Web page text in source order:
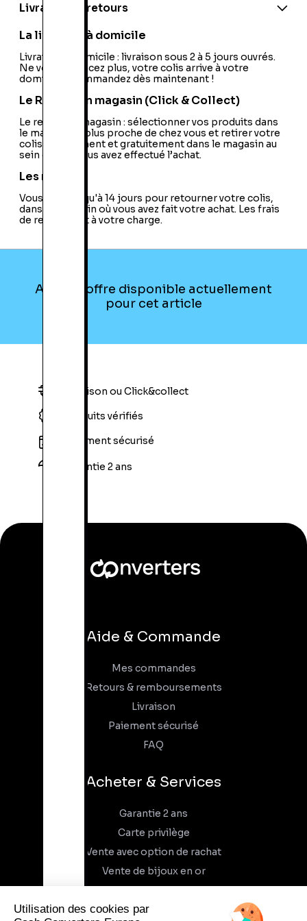
Livraison et retours
La livraison à domicile
Livraison à domicile : livraison sous 2 à 5 jours ouvrés.
Ne vous déplacez plus, votre colis arrive à votre
domicile ! Commandez dès maintenant !
Le Retrait en magasin (Click & Collect)
Le retrait en magasin : sélectionner vos produits dans
le magasin le plus proche de chez vous et retirer votre
colis directement et gratuitement dans le magasin au
sein duquel vous avez effectué l’achat.
Les retours
Vous avez jusqu'à 14 jours pour retourner votre colis,
dans le magasin où vous avez fait votre achat. Les frais
de retour sont à votre charge.
Aucune offre disponible actuellement
pour cet article
Livraison ou Click&collect
Produits vérifiés
Paiement sécurisé
Garantie 2 ans
Aide & Commande
Mes commandes
Retours & remboursements
Livraison
Paiement sécurisé
FAQ
Acheter & Services
Garantie 2 ans
Carte privilège
Vente avec option de rachat
Vente de bijoux en or